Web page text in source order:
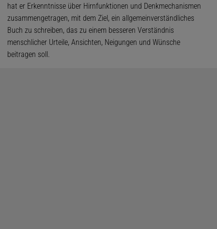
hat er Erkenntnisse über Hirnfunktionen und Denkmechanismen
zusammengetragen, mit dem Ziel, ein allgemeinverständliches
Buch zu schreiben, das zu einem besseren Verständnis
menschlicher Urteile, Ansichten, Neigungen und Wünsche
beitragen soll.